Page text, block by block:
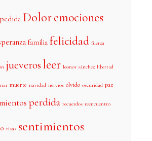
Doloremociones
familia felicidad fuerza
jueverosleer leonor sánchez libertad
muerte navidad nervios olvido oscuridad paz
perdida recuerdos reencuentro
risas sentimientos